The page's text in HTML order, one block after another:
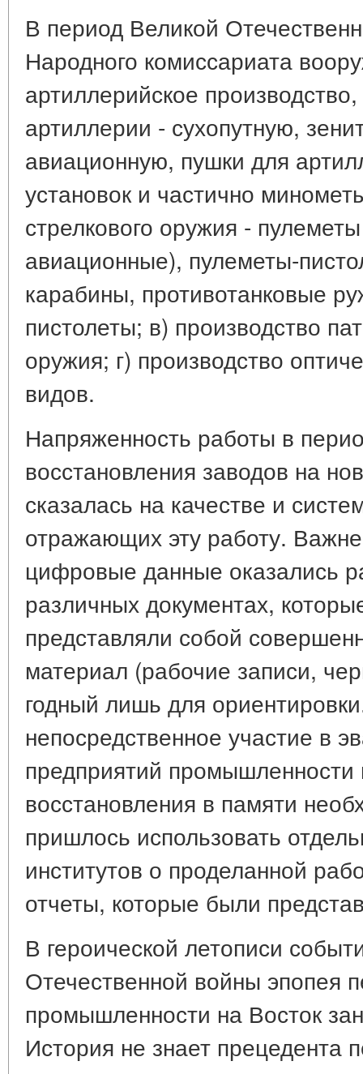
В период Великой
Народного комиссариата
артиллерийское
артиллерии - сухопутную,
авиационную, пушки для
установок и частично
стрелкового оружия -
авиационные), пулеметы-
карабины, противотанковые
пистолеты; в) производство
оружия; г) производство
видов.
Напряженность работы в
восстановления заводов на
сказалась на качестве и
отражающих эту работу.
цифровые данные оказались
различных документах,
представляли собой
материал (рабочие записи,
годный лишь для
непосредственное участие в
предприятий
восстановления в памяти
пришлось использовать
институтов о проделанной
отчеты, которые были
В героической летописи
Отечественной войны эпопея
промышленности на Восток
История не знает прецедента